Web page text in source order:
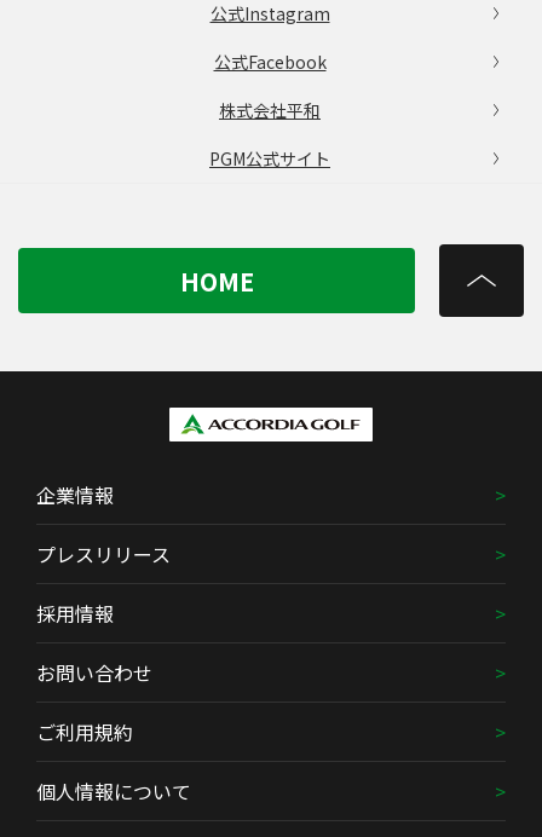
公式Instagram
公式Facebook
株式会社平和
PGM公式サイト
HOME
企業情報
プレスリリース
採用情報
お問い合わせ
ご利用規約
個人情報について